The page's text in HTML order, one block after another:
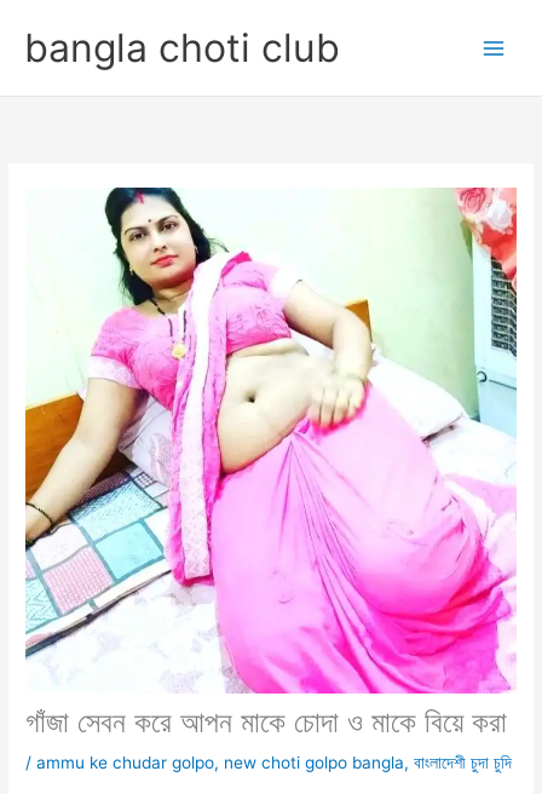
contentbangla choti club
গাঁজা সেবন করে আপন মাকে চোদা ও মাকে বিয়ে করা
/ammu ke chudar golpo, new choti golpo bangla,বাংলাদেশী চুদা চুদি